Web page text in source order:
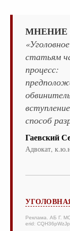
МНЕНИЕ
статьям
способ
Гаевский
Адвокат,
Реклама. АБ Г.
erid: